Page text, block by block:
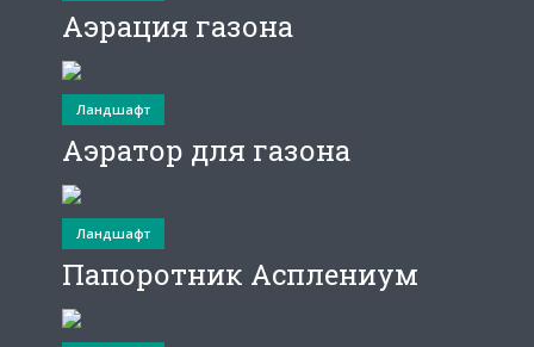
Аэрация газона
Ландшафт
Аэратор для газона
Ландшафт
Папоротник Асплениум